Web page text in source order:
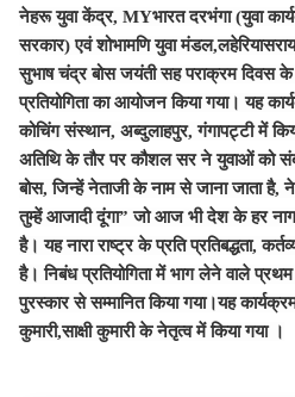
नेहरू युवा केंद्र, MYभारत दरभंगा (युवा
सरकार) एवं शोभामणि युवा
सुभाष चंद्र बोस जयंती सह पराक्रम दिवस के
प्रतियोगिता का आयोजन किया गया। यह
कोचिंग संस्थान, अब्दुलाहपुर, गंगापट्टी में
अतिथि के तौर पर कौशल सर ने युवाओं को
बोस, जिन्हें नेताजी के नाम से जाना जाता है,
तुम्हें आजादी दूंगा” जो आज भी देश के हर
है। यह नारा राष्ट्र के प्रति प्रतिबद्धता,
है। निबंध प्रतियोगिता में भाग लेने वाले प्रथम
पुरस्कार से सम्मानित किया गया।यह
कुमारी,साक्षी कुमारी के नेतृत्व में किया गया ।